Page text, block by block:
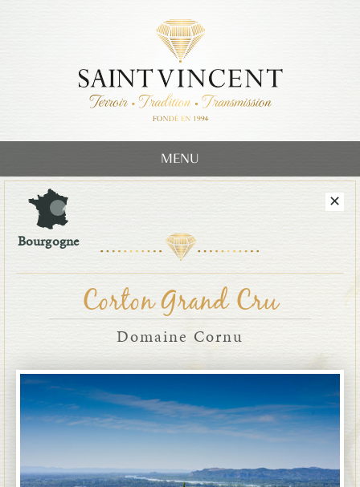
MENU
Bourgogne
Corton Grand Cru
Domaine Cornu